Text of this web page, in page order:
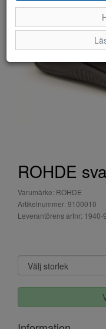
ROHDE
Varumärke: ROHDE
Artikelnummer: 9100010
Leverantörens artnr: 1940-